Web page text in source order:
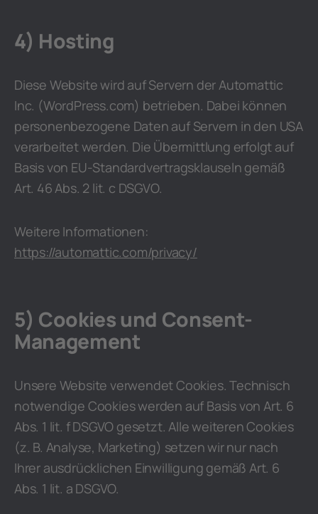
4) Hosting
Diese Website wird auf Servern der Automattic
Inc. (WordPress.com) betrieben. Dabei können
personenbezogene Daten auf Servern in den USA
verarbeitet werden. Die Übermittlung erfolgt auf
Basis von EU-Standardvertragsklauseln gemäß
Art. 46 Abs. 2 lit. c DSGVO.
Weitere Informationen:
https://automattic.com/privacy/
5) Cookies und Consent-
Management
Unsere Website verwendet Cookies. Technisch
notwendige Cookies werden auf Basis von Art. 6
Abs. 1 lit. f DSGVO gesetzt. Alle weiteren Cookies
(z. B. Analyse, Marketing) setzen wir nur nach
Ihrer ausdrücklichen Einwilligung gemäß Art. 6
Abs. 1 lit. a DSGVO.